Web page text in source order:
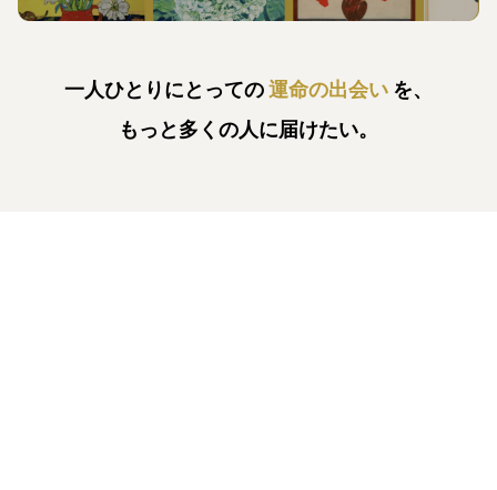
一人ひとりにとっての運命の出会い を、
もっと多くの人に届けたい。